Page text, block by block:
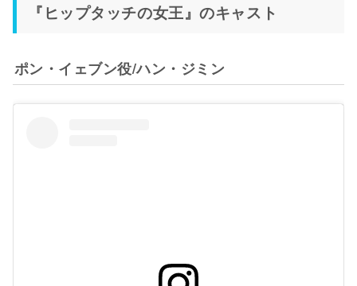
『ヒップタッチの女王』のキャスト
ポン・イェブン役/ハン・ジミン